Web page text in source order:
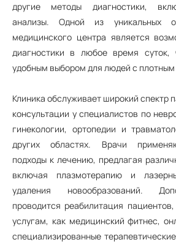
другие методы диагностики,
анализы. Одной из уникальных
медицинского центра является
диагностики в любое время суток,
удобным выбором для людей с
Клиника обслуживает широкий спектр
консультации у специалистов по
гинекологии, ортопедии и
других областях. Врачи
подходы к лечению, предлагая
включая плазмотерапию и
удаления новообразований.
проводится реабилитация
услугам, как медицинский фитнес,
специализированные